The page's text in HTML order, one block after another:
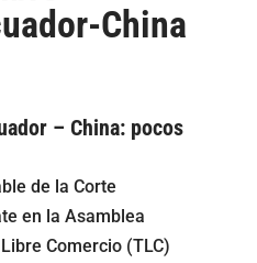
China
– China: pocos
de la Corte
en la Asamblea
Comercio (TLC)